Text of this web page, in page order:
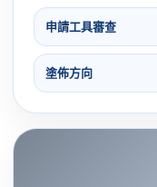
申請工具審查
塗佈方向